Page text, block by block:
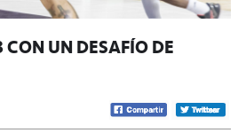
UN DESAFÍO DE